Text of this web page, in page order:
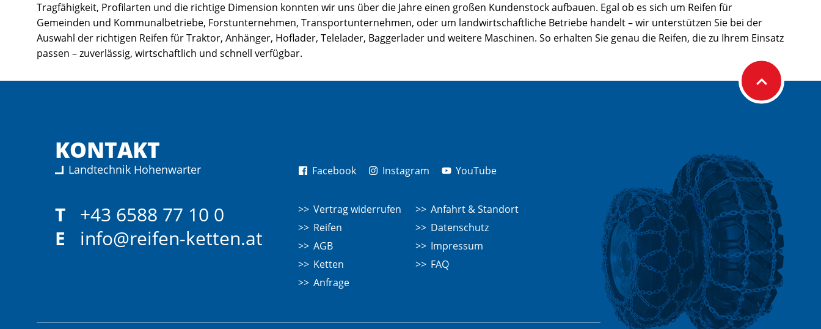
Tragfähigkeit, Profilarten und die richtige Dimension konnten wir uns über die Jahre einen großen Kundenstock aufbauen. Egal ob es sich um Reifen für
Gemeinden und Kommunalbetriebe, Forstunternehmen, Transportunternehmen, oder um landwirtschaftliche Betriebe handelt – wir unterstützen Sie bei der
Auswahl der richtigen Reifen für Traktor, Anhänger, Hoflader, Telelader, Baggerlader und weitere Maschinen. So erhalten Sie genau die Reifen, die zu Ihrem Einsatz
passen – zuverlässig, wirtschaftlich und schnell verfügbar.
KONTAKT
Landtechnik Hohenwarter
T
+43 6588 77 10 0
E
info@reifen-ketten.at
Facebook Instagram YouTube
Vertrag widerrufen
Reifen
AGB
Ketten
Anfrage
Anfahrt & Standort
Datenschutz
Impressum
FAQ